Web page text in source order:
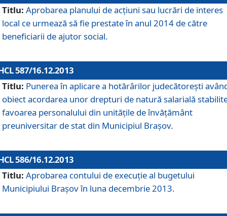
Titlu: Aprobarea planului de acţiuni sau lucrări de interes
local ce urmează să fie prestate în anul 2014 de către
beneficiarii de ajutor social.
587/16.12.2013
Titlu: Punerea în aplicare a hotărârilor judecătoreşti
obiect acordarea unor drepturi de natură salarială
favoarea personalului din unităţile de învăţământ
preuniversitar de stat din Municipiul Braşov.
586/16.12.2013
Titlu: Aprobarea contului de execuţie al bugetului
Municipiului Braşov în luna decembrie 2013.